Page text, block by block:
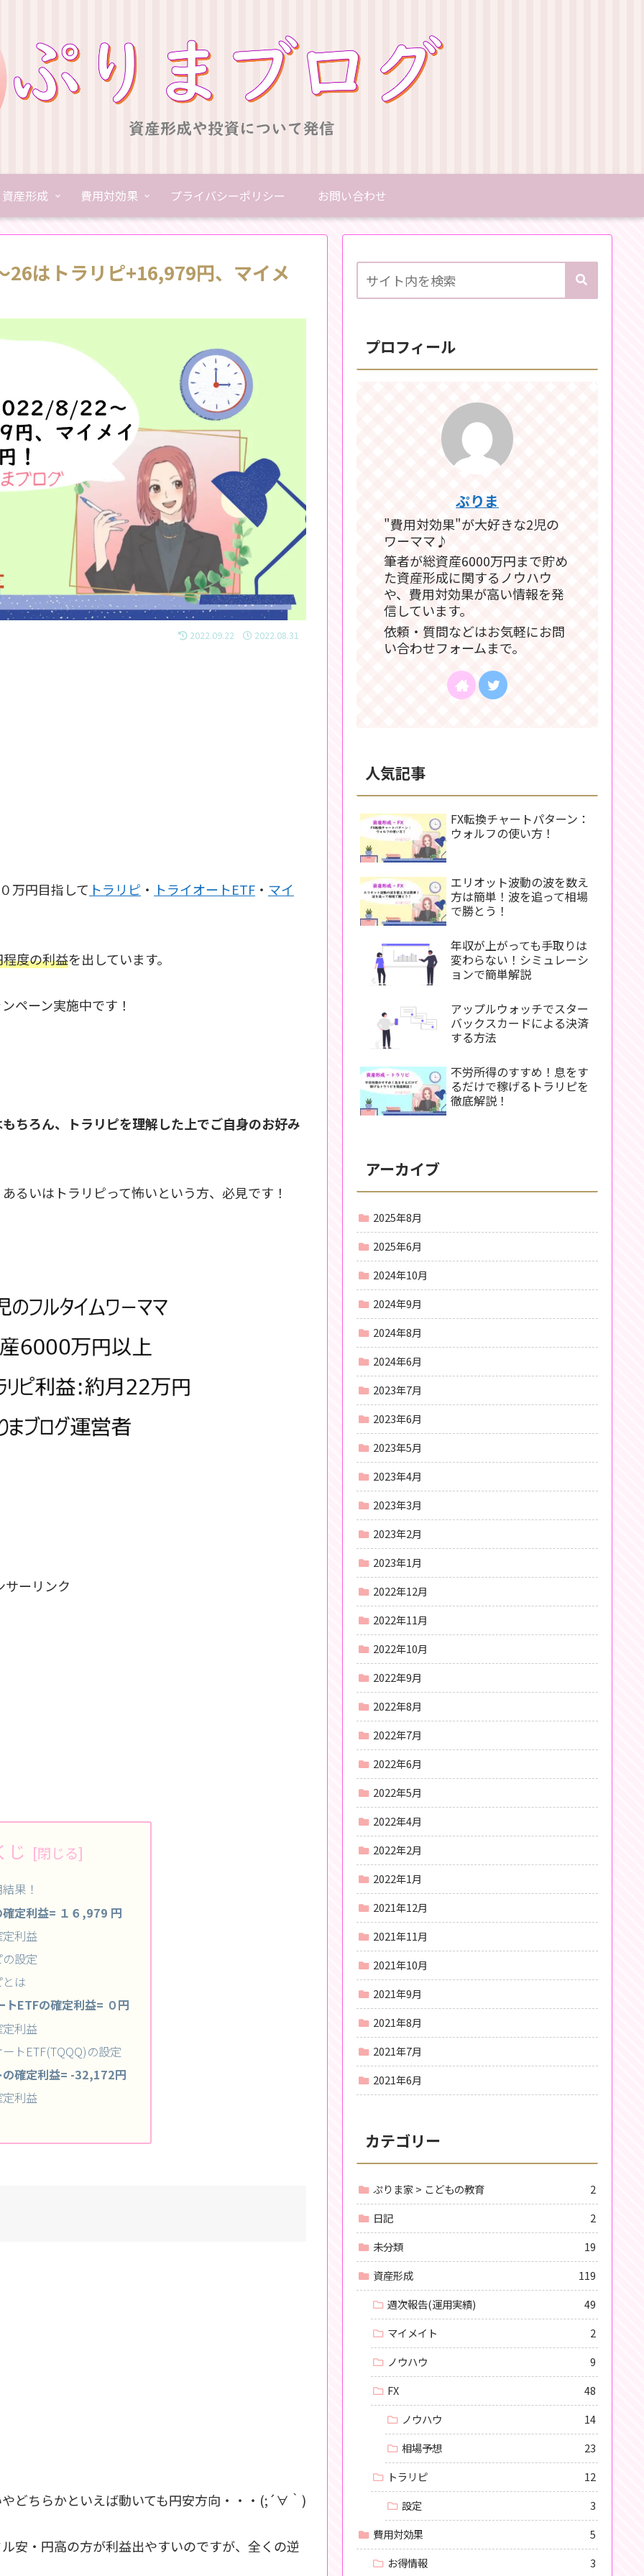
資産形成 費用対効果 プライバシーポリシー お問い合わせ
はトラリピ+16,979円、マイメ
2022.09.22 2022.08.31
万円目指して トラリピ ・ トライオートETF ・ マイ
度の利益を出しています。
ペーン実施中です！
ちろん、トラリピを理解した上でご自身のお好み
るいはトラリピって怖いという方、必見です！
サーリンク
じ
果！
定利益= １６,979 円
利益
設定
は
ETFの確定利益= ０円
利益
トETF(TQQQ)の設定
の確定利益= -32,172円
利益
どちらかといえば動いても円安方向・・・(;´∀｀)
安・円高の方が利益出やすいのですが、全くの逆
プロフィール
ぷりま
"費用対効果"が大好きな2児の
ワーママ♪
筆者が総資産6000万円まで貯め
た資産形成に関するノウハウ
や、費用対効果が高い情報を発
信しています。
依頼・質問などはお気軽にお問
い合わせフォームまで。
人気記事
FX転換チャートパターン：
ウォルフの使い方！
エリオット波動の波を数え
方は簡単！波を追って相場
で勝とう！
年収が上がっても手取りは
変わらない！シミュレーシ
ョンで簡単解説
アップルウォッチでスター
バックスカードによる決済
する方法
不労所得のすすめ！息をす
るだけで稼げるトラリピを
徹底解説！
アーカイブ
2025年8月
2025年6月
2024年10月
2024年9月
2024年8月
2024年6月
2023年7月
2023年6月
2023年5月
2023年4月
2023年3月
2023年2月
2023年1月
2022年12月
2022年11月
2022年10月
2022年9月
2022年8月
2022年7月
2022年6月
2022年5月
2022年4月
2022年2月
2022年1月
2021年12月
2021年11月
2021年10月
2021年9月
2021年8月
2021年7月
2021年6月
カテゴリー
ぷりま家 > こどもの教育
2
日記
2
未分類
19
資産形成
119
週次報告(運用実績)
49
マイメイト
2
ノウハウ
9
FX
48
ノウハウ
14
相場予想
23
トラリピ
12
設定
3
費用対効果
5
お得情報
3